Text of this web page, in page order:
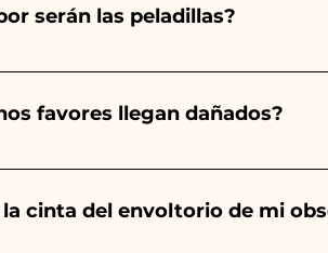
serán las peladillas?
siempre será almendrado, el
y Boda será de color blanco. - Para
favores llegan dañados?
en el sector y sabemos cuidar tus
cinta del envoltorio de mi